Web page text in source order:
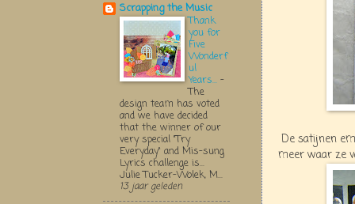
De satijnen
meer waar ze
Scrapping the Music
Thank
you for
Five
Wonderf
ul
Years... -
The
design team has voted
and we have decided
that the winner of our
very special "Try
Everyday" and Mis-sung
Lyrics challenge is...
Julie Tucker-Wolek, M...
13 jaar geleden